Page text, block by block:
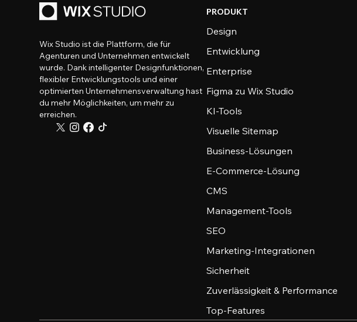
Wix Studio ist die Plattform, die für
Agenturen und Unternehmen entwickelt
wurde. Dank intelligenter Designfunktionen,
flexibler Entwicklungstools und einer
optimierten Unternehmensverwaltung hast
du mehr Möglichkeiten, um mehr zu
erreichen.
PRODUKT
Design
Entwicklung
Enterprise
Figma zu Wix Studio
KI-Tools
Visuelle Sitemap
Business-Lösungen
E-Commerce-Lösung
CMS
Management-Tools
SEO
Marketing-Integrationen
Sicherheit
Zuverlässigkeit & Performance
Top-Features